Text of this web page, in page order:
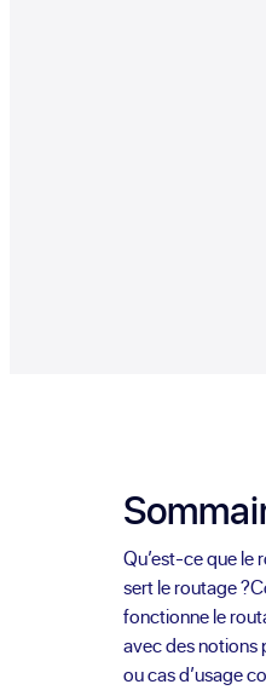
Qu’est-ce que le
sert le routage ?
fonctionne le
avec des notions
ou cas d’usage